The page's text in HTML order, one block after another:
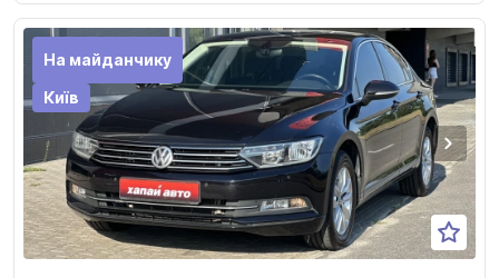
На майданчику
Київ